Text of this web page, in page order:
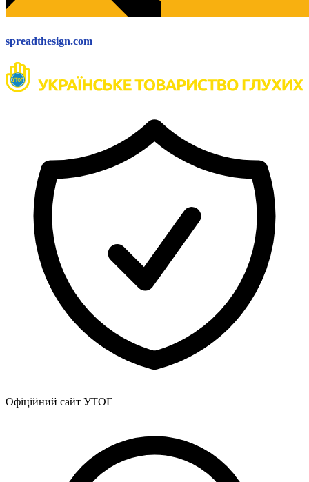
Безбар'єрність для глухих
Волинська область
Донецька область
Запорізька область
Івано-Франківська область
Київська область
Миколаївська область
Одеська область
Полтавська область
Рівненська область
Сумська область
Харківська область
Херсонська область
Хмельницька область
Черкаська область
Чернігівська область
Вивчаємо жестову мову
Дитяча сторінка
spreadthesign.com
Офіційний сайт УТОГ